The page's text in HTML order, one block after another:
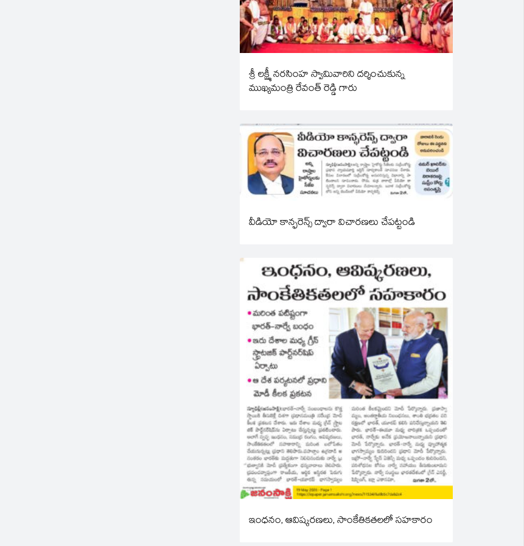
శ్రీ లక్ష్మీ నరసింహ స్వామివారిని దర్శించుకున్న
ముఖ్యమంత్రి రేవంత్ రెడ్డి గారు
వీడియో కాన్ఫరెన్స్ ద్వారా విచారణలు చేపట్టండి
ఇంధనం, ఆవిష్కరణలు, సాంకేతికతలలో సహకారం